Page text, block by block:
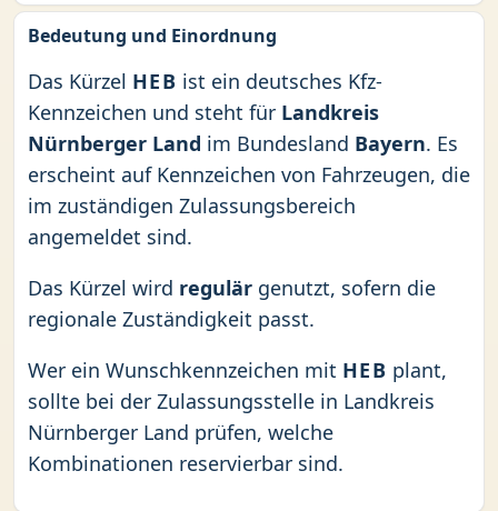
Bedeutung und Einordnung
Das Kürzel HEB ist ein deutsches Kfz-
Kennzeichen und steht für Landkreis
Nürnberger Land im Bundesland Bayern. Es
erscheint auf Kennzeichen von Fahrzeugen, die
im zuständigen Zulassungsbereich
angemeldet sind.
Das Kürzel wird regulär genutzt, sofern die
regionale Zuständigkeit passt.
Wer ein Wunschkennzeichen mit HEB plant,
sollte bei der Zulassungsstelle in Landkreis
Nürnberger Land prüfen, welche
Kombinationen reservierbar sind.